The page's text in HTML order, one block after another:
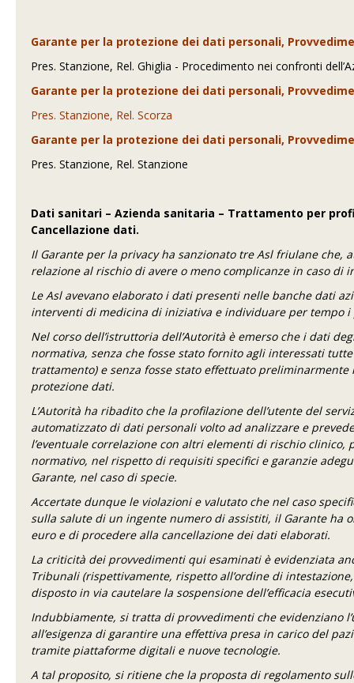
Garante per la protezione dei dati personali,
Pres. Stanzione, Rel. Ghiglia - Procedimento nei confronti
Garante per la protezione dei dati personali,
Pres. Stanzione, Rel. Scorza
Garante per la protezione dei dati personali,
Pres. Stanzione, Rel. Stanzione
Dati sanitari – Azienda sanitaria – Trattamento per
Cancellazione dati.
Il Garante per la privacy ha sanzionato tre Asl friulane che,
relazione al rischio di avere o meno complicanze in caso di
Le Asl avevano elaborato i dati presenti nelle banche dati
interventi di medicina di iniziativa e individuare per tempo
Nel corso dell’istruttoria dell’Autorità è emerso che i dati
normativa, senza che fosse stato fornito agli interessati
trattamento) e senza fosse stato effettuato
protezione dati.
L’Autorità ha ribadito che la profilazione dell’utente del
automatizzato di dati personali volto ad analizzare e
l’eventuale correlazione con altri elementi di rischio
normativo, nel rispetto di requisiti specifici e garanzie
Garante, nel caso di specie.
Accertate dunque le violazioni e valutato che nel caso
sulla salute di un ingente numero di assistiti, il Garante ha
euro e di procedere alla cancellazione dei dati elaborati.
La criticità dei provvedimenti qui esaminati è evidenziata
Tribunali (rispettivamente, rispetto all’ordine di
disposto in via cautelare la sospensione dell’efficacia
Indubbiamente, si tratta di provvedimenti che evidenziano
all’esigenza di garantire una effettiva presa in carico del
tramite piattaforme digitali e nuove tecnologie.
A tal proposito, si ritiene che la proposta di regolamento